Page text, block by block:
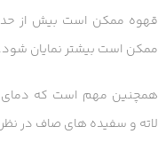
قهوه ممکن است بیش از حد
ممکن است بیشتر نمایان شود.
همچنین مهم است که دمای
لاته و سفیده های صاف در نظر